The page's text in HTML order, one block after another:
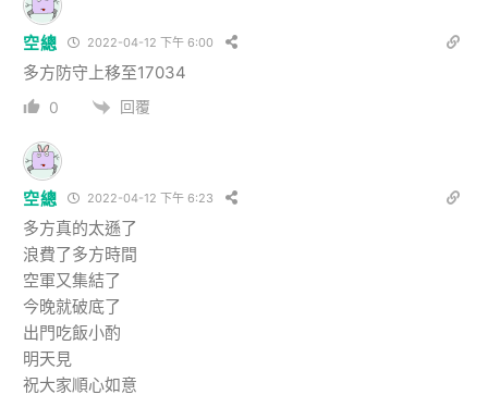
空總 2022-04-12 下午 6:00
多方防守上移至17034
0 回覆
空總 2022-04-12 下午 6:23
多方真的太遜了
浪費了多方時間
空軍又集結了
今晚就破底了
出門吃飯小酌
明天見
祝大家順心如意